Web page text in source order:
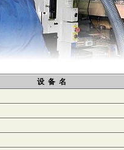
设 备 名